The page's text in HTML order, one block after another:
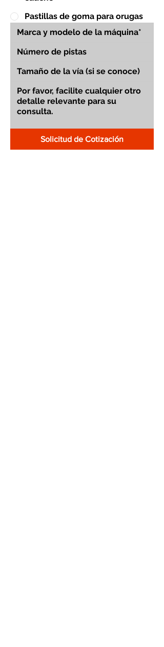
Pastillas de goma para orugas
Solicitud de Cotización